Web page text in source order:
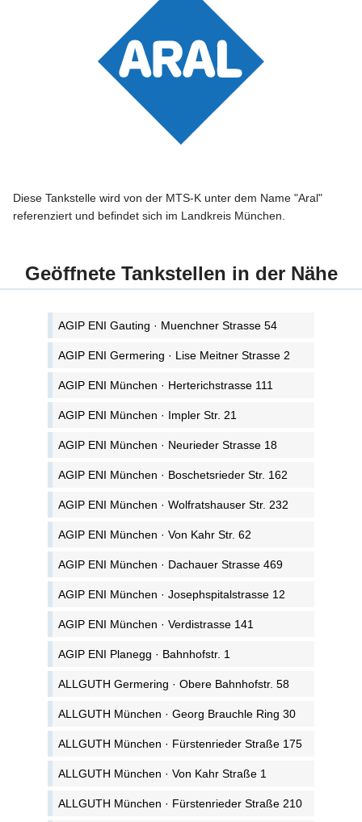
Diese Tankstelle wird von der MTS-K unter dem Name "Aral"
referenziert und befindet sich im Landkreis München.
Geöffnete Tankstellen in der Nähe
AGIP ENI Gauting · Muenchner Strasse 54
AGIP ENI Germering · Lise Meitner Strasse 2
AGIP ENI München · Herterichstrasse 111
AGIP ENI München · Impler Str. 21
AGIP ENI München · Neurieder Strasse 18
AGIP ENI München · Boschetsrieder Str. 162
AGIP ENI München · Wolfratshauser Str. 232
AGIP ENI München · Von Kahr Str. 62
AGIP ENI München · Dachauer Strasse 469
AGIP ENI München · Josephspitalstrasse 12
AGIP ENI München · Verdistrasse 141
AGIP ENI Planegg · Bahnhofstr. 1
ALLGUTH Germering · Obere Bahnhofstr. 58
ALLGUTH München · Georg Brauchle Ring 30
ALLGUTH München · Fürstenrieder Straße 175
ALLGUTH München · Von Kahr Straße 1
ALLGUTH München · Fürstenrieder Straße 210